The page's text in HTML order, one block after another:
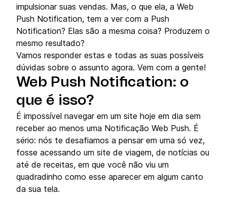
impulsionar suas vendas. Mas, o que ela, a Web
Push Notification, tem a ver com a Push
Notification? Elas são a mesma coisa? Produzem o
mesmo resultado?
Vamos responder estas e todas as suas possíveis
dúvidas sobre o assunto agora. Vem com a gente!
Web Push Notification: o
que é isso?
É impossível navegar em um site hoje em dia sem
receber ao menos uma Notificação Web Push. É
sério: nós te desafiamos a pensar em uma só vez,
fosse acessando um site de viagem, de notícias ou
até de receitas, em que você não viu um
quadradinho como esse aparecer em algum canto
da sua tela.